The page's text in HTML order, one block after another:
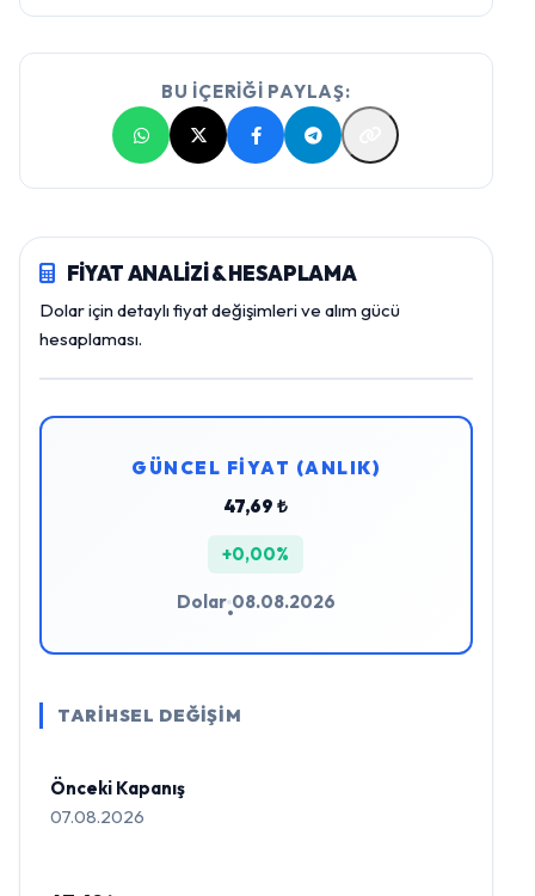
BU İÇERİĞİ PAYLAŞ:
FİYAT ANALİZİ & HESAPLAMA
Dolar için detaylı fiyat değişimleri ve alım gücü
hesaplaması.
GÜNCEL FİYAT (ANLIK)
47,69 ₺
+0,00%
Dolar
•
08.08.2026
TARİHSEL DEĞİŞİM
Önceki Kapanış
07.08.2026